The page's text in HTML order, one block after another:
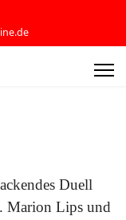
Duell
Marion Lips und